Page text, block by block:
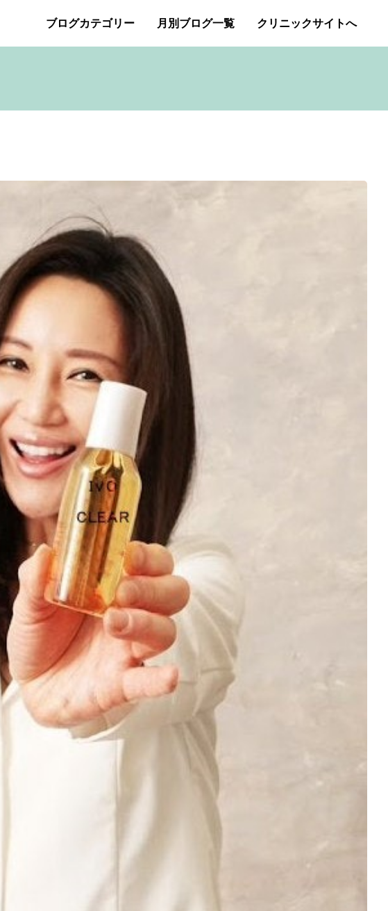
ブログカテゴリー
ニキビ痕の凹み（ニキビ痕のクレーター）オリジナルピーリング
月別ブログ一覧 クリニックサイトへ